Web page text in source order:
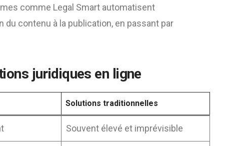
comme Legal Smart automatisent
contenu à la publication, en passant par
juridiques en ligne
Solutions traditionnelles
Souvent élevé et imprévisible